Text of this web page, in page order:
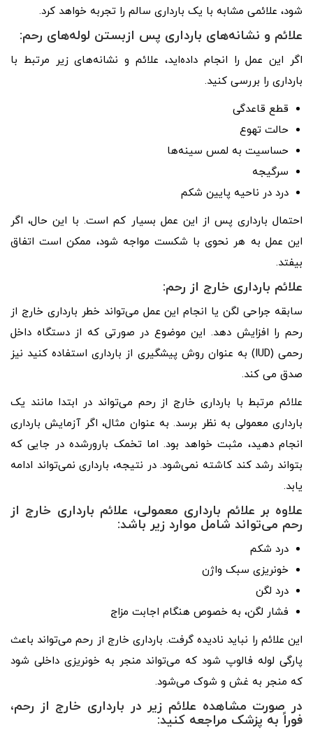
شود، علائمی مشابه با یک بارداری سالم را تجربه خواهد کرد.
علائم و نشانه‌های بارداری پس ازبستن لوله‌های رحم:
اگر این عمل را انجام داده‌اید، علائم و نشانه‌های زیر مرتبط با
بارداری را بررسی کنید.
قطع قاعدگی
حالت تهوع
حساسیت به لمس سینه‌ها
سرگیجه
درد در ناحیه پایین شکم
احتمال بارداری پس از این عمل بسیار کم است. با این حال، اگر
این عمل به هر نحوی با شکست مواجه شود، ممکن است اتفاق
بیفتد.
علائم بارداری خارج از رحم:
سابقه جراحی لگن یا انجام این عمل می‌تواند خطر بارداری خارج از
رحم را افزایش دهد. این موضوع در صورتی که از دستگاه داخل
رحمی (IUD) به عنوان روش پیشگیری از بارداری استفاده کنید نیز
صدق می کند.
علائم مرتبط با بارداری خارج از رحم می‌تواند در ابتدا مانند یک
بارداری معمولی به نظر برسد. به عنوان مثال، اگر آزمایش بارداری
انجام دهید، مثبت خواهد بود. اما تخمک بارورشده در جایی که
بتواند رشد کند کاشته نمی‌شود. در نتیجه، بارداری نمی‌تواند ادامه
یابد.
علاوه بر علائم بارداری معمولی، علائم بارداری خارج از
رحم می‌تواند شامل موارد زیر باشد:
درد شکم
خونریزی سبک واژن
درد لگن
فشار لگن، به خصوص هنگام اجابت مزاج
این علائم را نباید نادیده گرفت. بارداری خارج از رحم می‌تواند باعث
پارگی لوله فالوپ شود که می‌تواند منجر به خونریزی داخلی شود
که منجر به غش و شوک می‌شود.
در صورت مشاهده علائم زیر در بارداری خارج از رحم،
فوراً به پزشک مراجعه کنید: